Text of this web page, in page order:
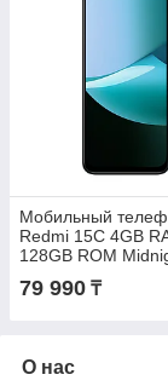
Мобильный
Redmi 15C 4GB
128GB ROM
79 990 ₸
О нас